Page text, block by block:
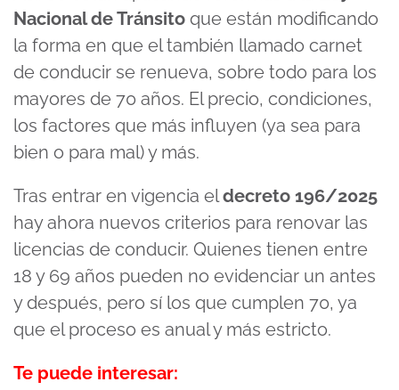
Nacional de Tránsito que están modificando
la forma en que el también llamado carnet
de conducir se renueva, sobre todo para los
mayores de 70 años. El precio, condiciones,
los factores que más influyen (ya sea para
bien o para mal) y más.
Tras entrar en vigencia eldecreto 196/2025
hay ahora nuevos criterios para renovar las
licencias de conducir. Quienes tienen entre
18 y 69 años pueden no evidenciar un antes
y después, pero sí los que cumplen 70, ya
que el proceso es anual y más estricto.
Te puede interesar: